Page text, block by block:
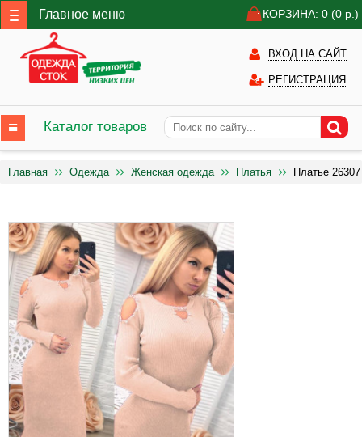
Главное меню КОРЗИНА: 0 (0 р.)
ВХОД НА САЙТ
РЕГИСТРАЦИЯ
Каталог товаров
Главная Одежда Женская одежда Платья Платье 26307